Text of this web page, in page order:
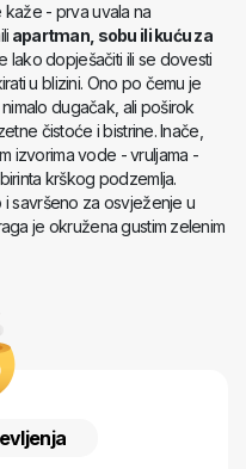
kaže - prva uvala na
apartman, sobu ili kuću za
lako dopješačiti ili se dovesti
u blizini. Ono po čemu je
dugačak, ali poširok
čistoće i bistrine. Inače,
izvorima vode - vruljama -
krškog podzemlja.
savršeno za osvježenje u
je okružena gustim zelenim
ili da se prepustite
može pružiti dodatno
kroz čitavu godinu i idealan
Jadrana.